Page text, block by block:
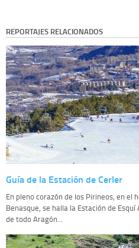
REPORTAJES RELACIONADOS
Guía de la Estación de Cerler
En pleno corazón de los Pirineos, en el
Benasque, se halla la Estación de
de todo Aragón...